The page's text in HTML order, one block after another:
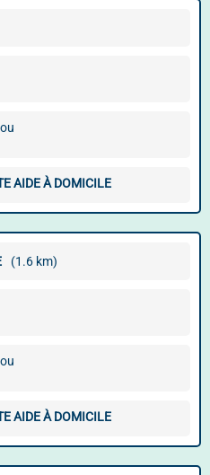
AIDE À DOMICILE
(1.6 km)
AIDE À DOMICILE